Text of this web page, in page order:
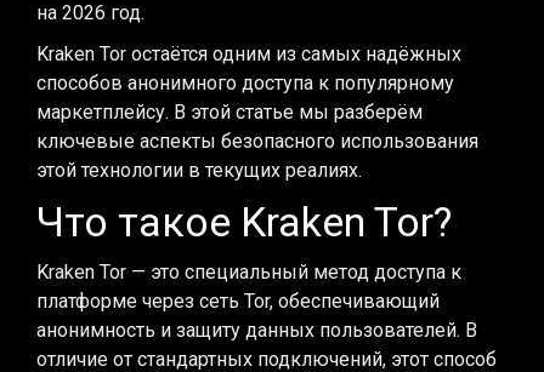
на 2026 год.
Kraken Tor остаётся одним из самых надёжных
способов анонимного доступа к популярному
маркетплейсу. В этой статье мы разберём
ключевые аспекты безопасного использования
этой технологии в текущих реалиях.
Что такое Kraken Tor?
Kraken Tor — это специальный метод доступа к
платформе через сеть Tor, обеспечивающий
анонимность и защиту данных пользователей. В
отличие от стандартных подключений, этот способ